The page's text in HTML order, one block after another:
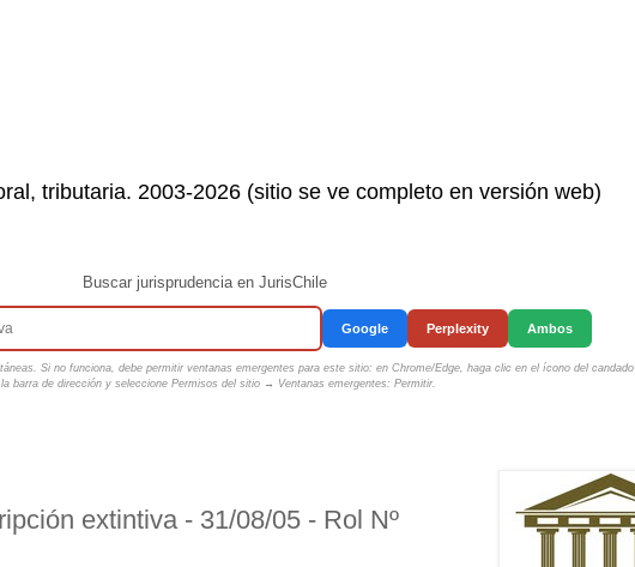
tributaria. 2003-2026 (sitio se ve completo en versión web)
Buscar jurisprudencia en JurisChile
Google Perplexity Ambos
Si no funciona, debe permitir ventanas emergentes para este sitio: en Chrome/Edge, haga clic en el ícono del candado
la barra de dirección y seleccione Permisos del sitio → Ventanas emergentes: Permitir.
extintiva - 31/08/05 - Rol Nº